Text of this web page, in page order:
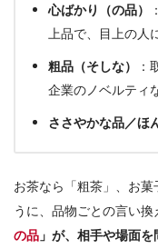
心ばかり（の品）
上品で、目上の人
粗品（そしな）
：
企業のノベルティ
ささやかな品／ほ
お茶なら「粗茶」、お
うに、品物ごとの言い換
の品 」が、相手や場面